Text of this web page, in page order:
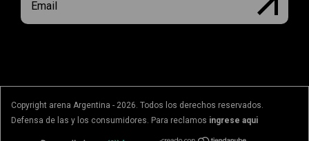
Copyright arena Argentina - 2026. Todos los derechos reservados.
Defensa de las y los consumidores. Para reclamos ingrese aqui